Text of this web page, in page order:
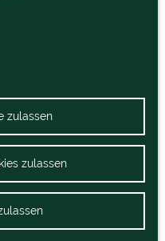
zulassen
zulassen